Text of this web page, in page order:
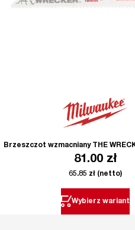
Brzeszczot wzmacniany THE
81.00 zł
65.85 zł(netto)
Wybierz wariant